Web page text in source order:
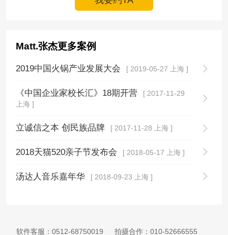
Matt.张杰更多案例
2019中国火锅产业发展大会 [ 2019-05-27 上海 ]
《中国企业家校长汇》18期开营
[ 2017-11-29
上海 ]
立诚信之本 创民族品牌 [ 2017-11-28 上海 ]
2018天猫520亲子节发布会 [ 2018-05-17 上海 ]
汤达人音乐嘉年华 [ 2018-09-23 上海 ]
软件客服： 0512-68750019 拍摄合作： 010-52666555